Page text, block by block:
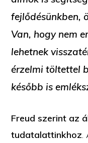
fejlődésünkben,
Van, hogy nem
lehetnek
érzelmi töltettel
később is
Freud szerint az
tudatalattinkhoz.